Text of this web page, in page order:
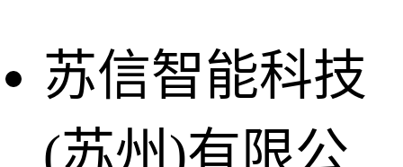
苏信智能科技
(苏州)有限公